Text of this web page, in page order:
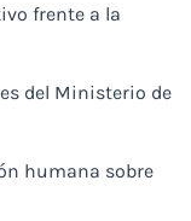
frente a la
del Ministerio de
humana sobre